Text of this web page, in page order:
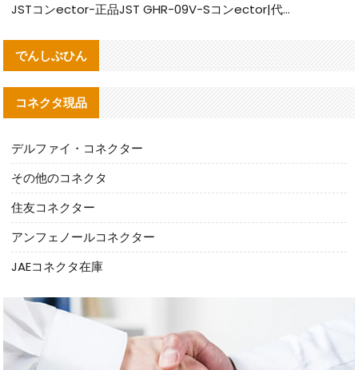
JSTコンector-正品JST GHR-09V-Sコンector|代替品提供
でんしぶひん
コネクタ現品
デルファイ・コネクター
その他のコネクタ
住友コネクター
アンフェノールコネクター
JAEコネクタ在庫